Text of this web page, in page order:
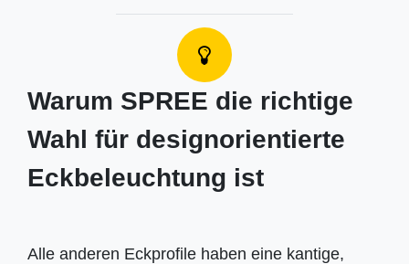
Warum SPREE die richtige
Wahl für designorientierte
Eckbeleuchtung ist
Alle anderen Eckprofile haben eine kantige,